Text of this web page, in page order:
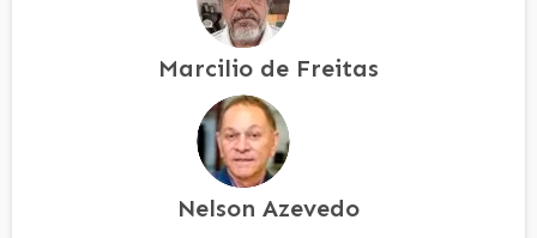
Marcilio de Freitas
Nelson Azevedo